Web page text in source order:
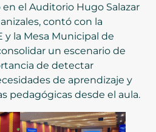
el Auditorio Hugo Salazar
contó con la
y la Mesa Municipal de
un escenario de
de detectar
de aprendizaje y
pedagógicas desde el aula.